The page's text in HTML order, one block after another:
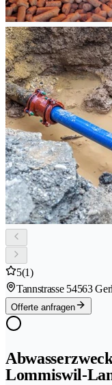
5(1)
Tannstrasse 54563
Offerte anfragen
Lommiswil-